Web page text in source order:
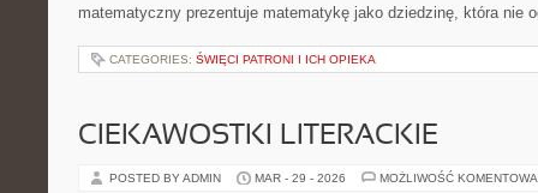
matematyczny prezentuje matematykę jako dziedzinę, która nie
CATEGORIES: ŚWIĘCI PATRONI I ICH OPIEKA
CIEKAWOSTKI LITERACKIE
POSTED BY ADMIN MAR - 29 - 2026 MOŻLIWOŚĆ